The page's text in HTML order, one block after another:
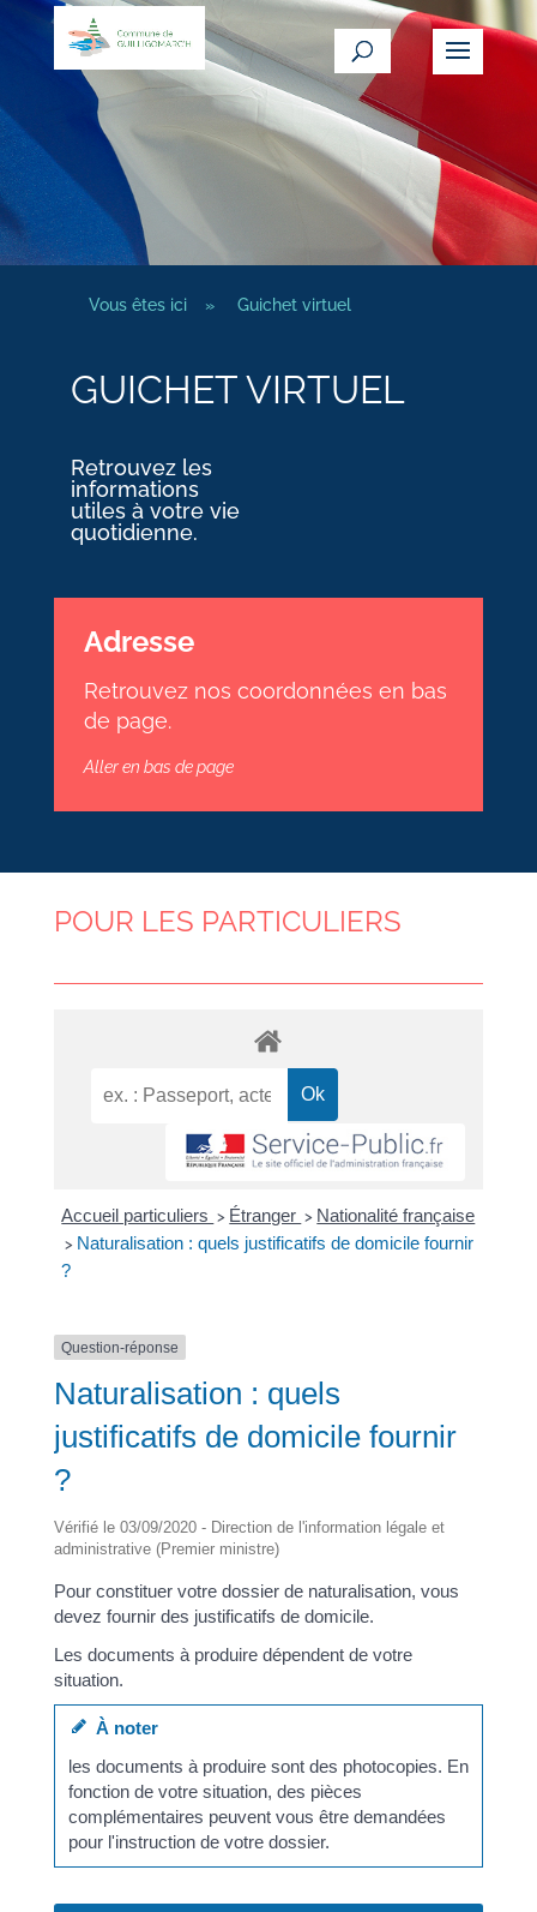
Vous êtes ici » Guichet virtuel
GUICHET VIRTUEL
Retrouvez les
informations
utiles à votre vie
quotidienne.
Adresse
Retrouvez nos coordonnées en bas
de page.
Aller en bas de page
POUR LES PARTICULIERS
Accueil particuliers > Étranger > Nationalité française
> Naturalisation : quels justificatifs de domicile fournir
?
Question-réponse
Naturalisation : quels
justificatifs de domicile fournir
?
Vérifié le 03/09/2020 - Direction de l'information légale et
administrative (Premier ministre)
Pour constituer votre dossier de naturalisation, vous
devez fournir des justificatifs de domicile.
Les documents à produire dépendent de votre
situation.
À noter
les documents à produire sont des photocopies. En
fonction de votre situation, des pièces
complémentaires peuvent vous être demandées
pour l'instruction de votre dossier.